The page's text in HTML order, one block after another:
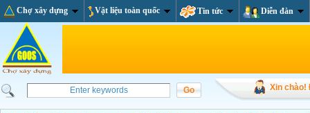
Chợ xây dựng Vật liệu toàn quốc Tin tức Diễn đàn
Xin chào!